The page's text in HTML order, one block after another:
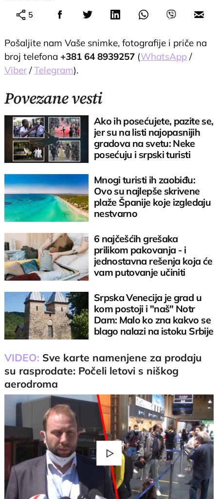
5
Pošaljite nam Vaše snimke, fotografije i priče na
broj telefona +381 64 8939257 (WhatsApp /
Viber /Telegram).
Povezane vesti
Ako ih posećujete, pazite se,
jer su na listi najopasnijih
gradova na svetu: Neke
posećuju i srpski turisti
Mnogi turisti ih zaobiđu:
Ovo su najlepše skrivene
plaže Španije koje izgledaju
nestvarno
6 najčešćih grešaka
prilikom pakovanja - i
jednostavna rešenja koja će
vam putovanje učiniti
Srpska Venecija je grad u
kom postoji i "naš" Notr
Dam: Malo ko zna kakvo se
blago nalazi na istoku Srbije
VIDEO: Sve karte namenjene za prodaju
su rasprodate: Počeli letovi s niškog
aerodroma
Play
Video